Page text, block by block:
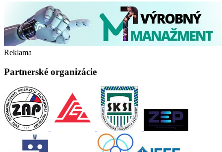
Reklama
Partnerské organizácie